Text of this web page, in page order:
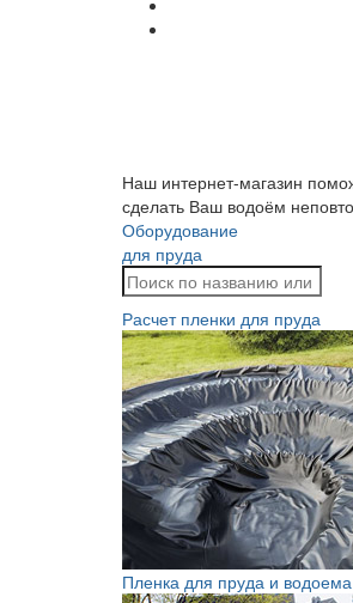
Наш интернет-магазин
сделать Ваш водоём
Оборудование
для пруда
Расчет пленки для пруда
Пленка для пруда и водоема